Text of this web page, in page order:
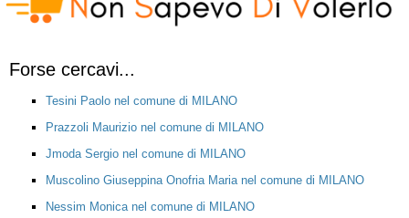
Forse cercavi...
Tesini Paolo nel comune di MILANO
Prazzoli Maurizio nel comune di MILANO
Jmoda Sergio nel comune di MILANO
Muscolino Giuseppina Onofria Maria nel comune di MILANO
Nessim Monica nel comune di MILANO